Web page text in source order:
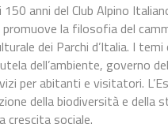
anni del Club Alpino
la filosofia del
dei Parchi d’Italia. I
dell’ambiente, governo
per abitanti e visitatori.
della biodiversità e della
crescita sociale.